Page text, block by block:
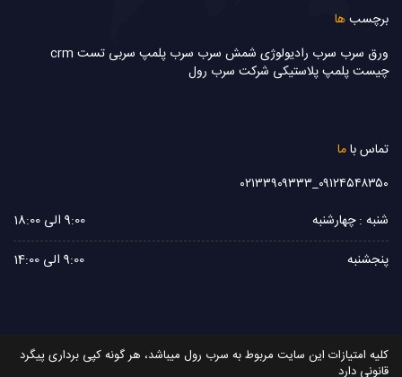
برچسبها
ورق سرب سرب رادیولوژی شمش سرب سرب پلمپ سربی تست crm
چیست پلمپ پلاستیکی شرکت سرب رول
تماس باما
۰۹۱۲۴۵۴۸۳۵۰_۰۲۱۳۳۹۰۹۳۳۳
9:00 الی 18:00
شنبه : چهارشنبه
9:00 الی 14:00
پنجشنبه
کلیه امتیازات این سایت مربوط به سرب رول میباشد، هر گونه کپی برداری پیگرد
قانونی دارد